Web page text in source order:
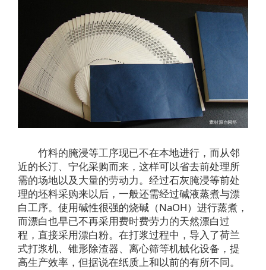
竹料的腌浸等工序现已不在本地进行，而从邻
近的长汀、宁化采购而来，这样可以省去前处理所
需的场地以及大量的劳动力。经过石灰腌浸等前处
理的坯料采购来以后，一般还需经过碱液蒸煮与漂
白工序。使用碱性很强的烧碱（NaOH）进行蒸煮，
而漂白也早已不再采用费时费劳力的天然漂白过
程，直接采用漂白粉。在打浆过程中，导入了荷兰
式打浆机、锥形除渣器、离心筛等机械化设备，提
高生产效率，但据说在纸质上和以前的有所不同。